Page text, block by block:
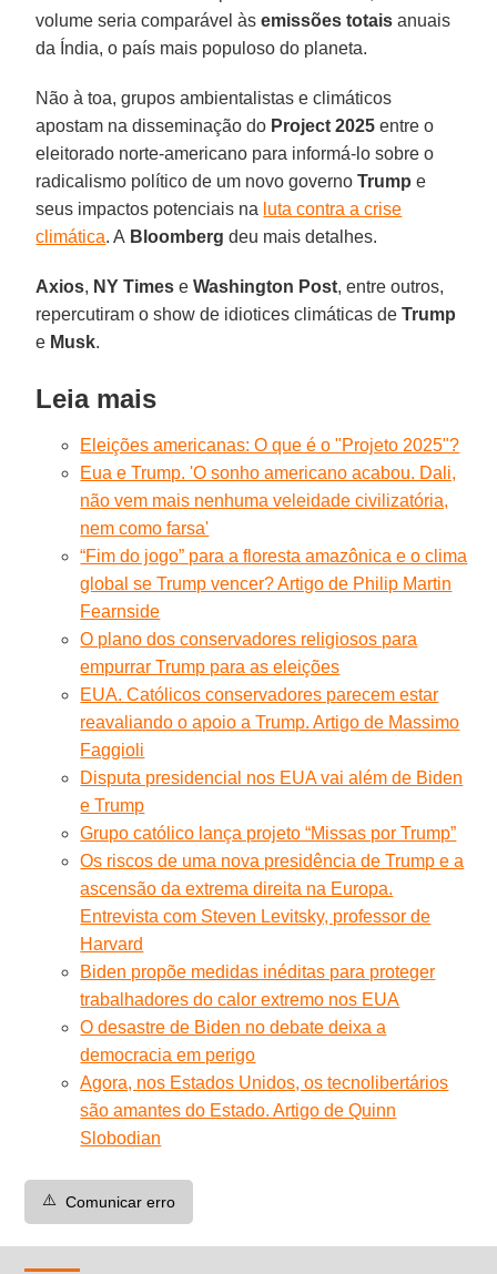
volume seria comparável às emissões totais anuais
da Índia, o país mais populoso do planeta.
Não à toa, grupos ambientalistas e climáticos
apostam na disseminação do Project 2025 entre o
eleitorado norte-americano para informá-lo sobre o
radicalismo político de um novo governo Trump e
seus impactos potenciais na luta contra a crise
climática. A Bloomberg deu mais detalhes.
Axios, NY Times eWashington Post, entre outros,
repercutiram o show de idiotices climáticas deTrump
e Musk.
Leia mais
Eleições americanas: O que é o "Projeto 2025"?
Eua e Trump. 'O sonho americano acabou. Dali,
não vem mais nenhuma veleidade civilizatória,
nem como farsa'
“Fim do jogo” para a floresta amazônica e o clima
global se Trump vencer? Artigo de Philip Martin
Fearnside
O plano dos conservadores religiosos para
empurrar Trump para as eleições
EUA. Católicos conservadores parecem estar
reavaliando o apoio a Trump. Artigo de Massimo
Faggioli
Disputa presidencial nos EUA vai além de Biden
e Trump
Grupo católico lança projeto “Missas por Trump”
Os riscos de uma nova presidência de Trump e a
ascensão da extrema direita na Europa.
Entrevista com Steven Levitsky, professor de
Harvard
Biden propõe medidas inéditas para proteger
trabalhadores do calor extremo nos EUA
O desastre de Biden no debate deixa a
democracia em perigo
Agora, nos Estados Unidos, os tecnolibertários
são amantes do Estado. Artigo de Quinn
Slobodian
⚠️ Comunicar erro